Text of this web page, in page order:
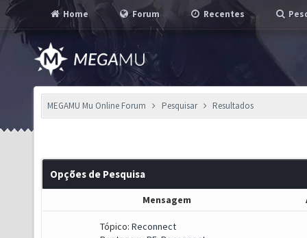
Home Forum Recentes
MEGAMU Mu Online Forum Pesquisar Resultados
Opções de Pesquisa
Mensagem
Tópico: Reconnect